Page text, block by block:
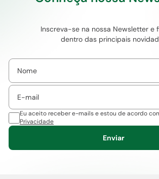
Inscreva-se na nossa Newsletter e
dentro das principais
Eu aceito receber e-mails e estou de acordo
Privacidade
Enviar